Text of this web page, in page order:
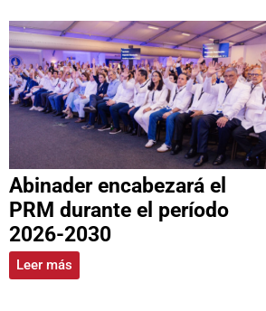
Abinader encabezará el
PRM durante el período
2026-2030
Leer más